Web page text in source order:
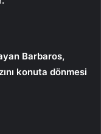
Barbaros,
konuta dönmesi